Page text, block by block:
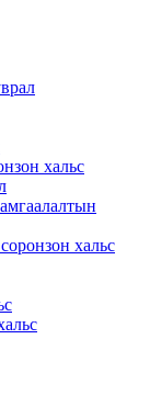
хальс
хальс